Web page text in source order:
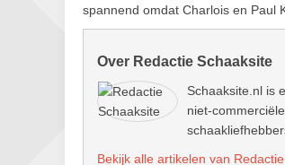
spannend omdat Charlois en Paul
Over Redactie Schaaksite
Schaaksite.nl is
niet-
Bekijk alle artikelen van